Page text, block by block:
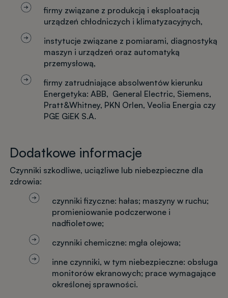
firmy związane z produkcją i eksploatacją
urządzeń chłodniczych i klimatyzacyjnych,
instytucje związane z pomiarami, diagnostyką
maszyn i urządzeń oraz automatyką
przemysłową,
firmy zatrudniające absolwentów kierunku
Energetyka: ABB, General Electric, Siemens,
Pratt&Whitney, PKN Orlen, Veolia Energia czy
PGE GiEK S.A.
Dodatkowe informacje
Czynniki szkodliwe, uciążliwe lub niebezpieczne dla
zdrowia:
czynniki fizyczne: hałas; maszyny w ruchu;
promieniowanie podczerwone i
nadfioletowe;
czynniki chemiczne: mgła olejowa;
inne czynniki, w tym niebezpieczne: obsługa
monitorów ekranowych; prace wymagające
określonej sprawności.